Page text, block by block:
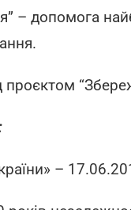
– допомога
–